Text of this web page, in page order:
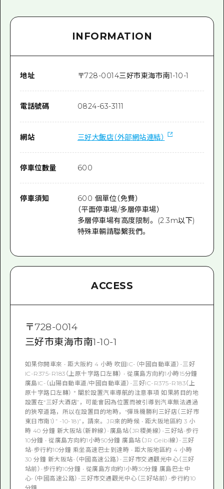
INFORMATION
地址 〒728-0014三好市東海市南1-10-1
電話號碼 0824-63-3111
網站 三好大飯店（外部網站連結）
停車位數量 600
停車須知
600 個單位（免費）
（平面停車場/多層停車場）
多層停車場有高度限制。 (2.3m以下)
特殊車輛請聯繫我們。
ACCESS
〒728-0014
三好市東海市南1-10-1
如果你開車來 • 距大阪約 4 小時 吹田IC-（中國自動車道）-三好
IC-R375-R183（上原十字路口左轉） • 從廣島方向約1小時15分鐘
廣島IC-（山陽自動車道/中國自動車道）-三好IC-R375-R183（上
原十字路口左轉） * 關於設置汽車導航的注意事項 如果將目的地
設置在“三好大酒店”，可能會因為位置而被引導到汽車無法通過
的狹窄道路，所以在設置目的地時，“彈珠機勝利三好店（三好市
東日市南1）” -10-18)”，請來。 JR來的時候 • 距大阪地區約 3 小
時 40 分鐘 新大阪站（新幹線）-廣島站（JR稷美線）-三好站-步行
10分鐘 • 從廣島方向約1小時50分鐘 廣島站（JR Geibi線）-三好
站-步行約10分鐘 乘坐高速巴士到達時 • 距大阪地區約 4 小時
30 分鐘 新大阪站-（中國高速公路）-三好市交通觀光中心（三好
站前）-步行約10分鐘 • 從廣島方向約1小時30分鐘 廣島巴士中
心-（中國高速公路）-三好市交通觀光中心（三好站前）-步行約10